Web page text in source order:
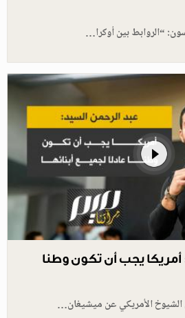
“الروابط بين أوكرا…
يجب أن تكون وطنا
الأمريكي عن ميشيغان…